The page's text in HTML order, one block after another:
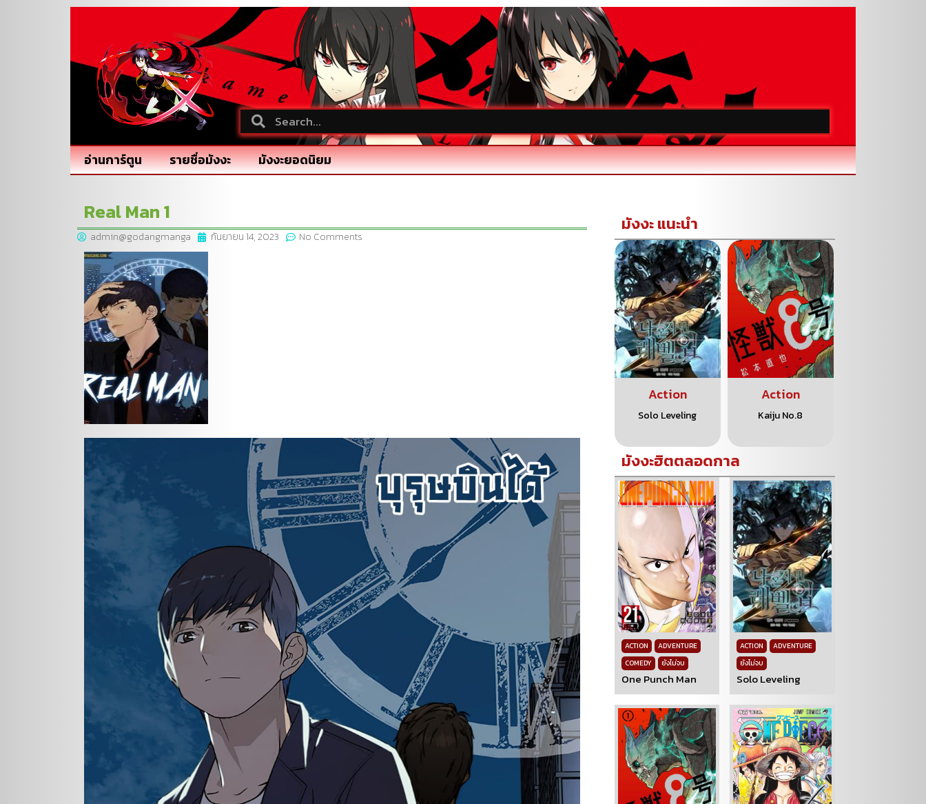
อ่านการ์ตูน รายชื่อมังงะ มังงะยอดนิยม
Real Man 1
admin@godangmanga กันยายน 14, 2023 No Comments
มังงะ แนะนำ
Action Drama
Medium: Reibai
Action
Solo Leveling
Action
Kaiju No.8
มังงะฮิตตลอดกาล
ACTION
ADVENTURE
COMEDY
ยังไม่จบ
One Punch Man
ACTION
ADVENTURE
ยังไม่จบ
Solo Leveling